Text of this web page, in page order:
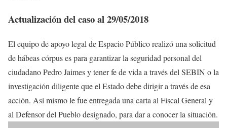
Actualización del caso al 29/05/2018
El equipo de apoyo legal de Espacio Público realizó una solicitud
de hábeas córpus es para garantizar la seguridad personal del
ciudadano Pedro Jaimes y tener fe de vida a través del SEBIN o la
investigación diligente que el Estado debe dirigir a través de esa
acción. Así mismo le fue entregada una carta al Fiscal General y
al Defensor del Pueblo designado, para dar a conocer la situación.